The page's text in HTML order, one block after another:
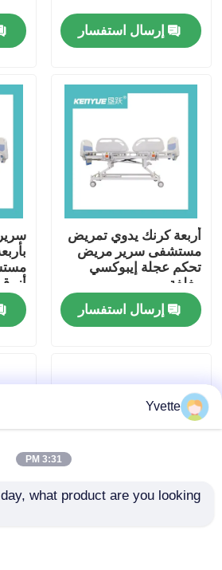
الصفحة الرئيسية
المنتجات
حولنا
جولة في المصنع
مراقبة الجودة
أخبار
إرسال استفسار
أربعة كرنك يدوي تمريض
مستشفى سرير مريض
تحكم عجلة إيبوكسي
مغلفة
إرسال استفسار
أزرق
Yvette
3:31 PM
what product are you looking